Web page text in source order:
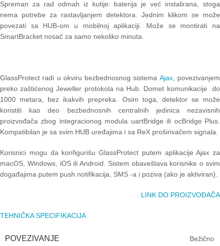
Spreman za rad odmah iz kutije: baterija je već instalirana, stoga
nema potrebe za rastavljanjem detektora. Jednim klikom se može
povezati sa HUB-om u mobilnoj aplikaciji. Može se montirati na
SmartBracket nosač za samo nekoliko minuta.
GlassProtect radi u okviru bezbednosnog sistema Ajax, povezivanjem
preko zaštićenog Jeweller protokola na Hub. Domet komunikacije do
1000 metara, bez ikakvih prepreka. Osim toga, detektor se može
koristiti kao deo bezbednosnih centralnih jedinica nezavisnih
proizvođača zbog integracionog modula uartBridge ili ocBridge Plus.
Kompatibilan je sa svim HUB uređajima i sa ReX proširivačem signala.
Korisnici mogu da konfigurišu GlassProtect putem aplikacije Ajax za
macOS, Windows, iOS ili Android. Sistem obaveštava korisnike o svim
događajima putem push notifikacija, SMS -a i poziva (ako je aktiviran).
LINK DO PROIZVOĐAČA
TEHNIČKA SPECIFIKACIJA
POVEZIVANJE Bežično